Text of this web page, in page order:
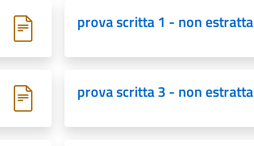
prova scritta 1 - non estratta
prova scritta 3 - non estratta